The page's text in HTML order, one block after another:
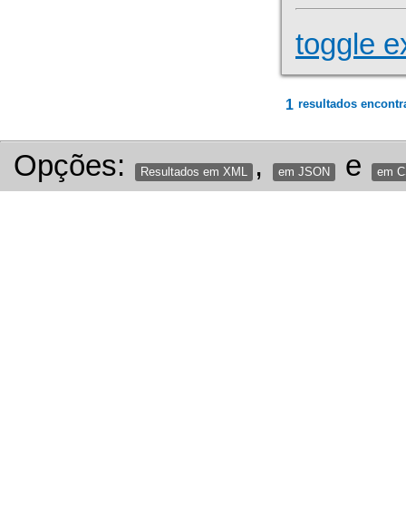
toggle
1 resultados
Opções: Resultados em XML , em JSON e em